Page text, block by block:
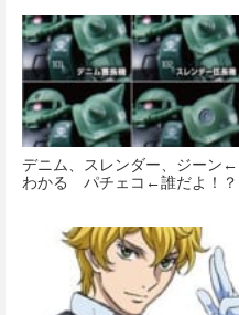
デニム、スレンダー、ジーン←
わかる パチェコ←誰だよ！？